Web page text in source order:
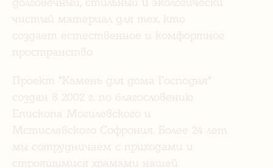
чистый материал для тех, кто
создает естественное и комфортное
пространство
Проект "Камень для дома Господня"
создан в 2002 г. по благословению
Епископа Могилевского и
Мстиславского Софрония. Более 24 лет
мы сотрудничаем с приходами и
строящимися храмами нашей